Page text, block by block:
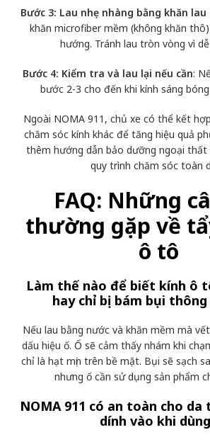
Bước 3: Lau nhẹ nhàng bằng khăn lau
khăn microfiber mềm (không khăn
hướng. Tránh lau tròn vòng vì
Bước 4: Kiểm tra và lau lại nếu cần:
bước 2-3 cho đến khi kính sáng
Ngoài NOMA 911, chủ xe có thể kết
chăm sóc kính khác để tăng hiệu quả
thêm hướng dẫn bảo dưỡng ngoại thất
quy trình chăm sóc toàn
FAQ: Những
thường gặp về
ô tô
Làm thế nào để biết kính ô
hay chỉ bị bám bụi
Nếu lau bằng nước và khăn mềm mà
dấu hiệu ố. Ố sẽ cảm thấy nhám khi
chỉ là hạt mịn trên bề mặt. Bụi sẽ sạch
nhưng ố cần sử dụng sản phẩm
NOMA 911 có an toàn cho da
dính vào khi